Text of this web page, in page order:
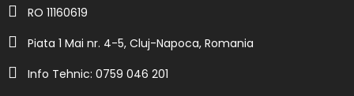
RO 11160619
Piata 1 Mai nr. 4-5, Cluj-Napoca, Romania
Info Tehnic: 0759 046 201